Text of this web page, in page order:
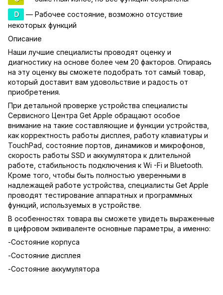
D
— Рабочее состояние, возможно отсуствие
некоторых функций
Описание
Наши лучшие специалисты проводят оценку и
диагностику на основе более чем 20 факторов. Опираясь
на эту оценку вы сможете подобрать тот самый товар,
который доставит вам удовольствие и радость от
приобретения.
При детальной проверке устройства специалисты
Сервисного Центра Get Apple обращают особое
внимание на такие составляющие и функции устройства,
как корректность работы дисплея, работу клавиатуры и
TouchPad, состояние портов, динамиков и микрофонов,
скорость работы SSD и аккумулятора к длительной
работе, стабильность подключения к Wi -Fi и Bluetooth.
Кроме того, чтобы быть полностью уверенными в
надлежащей работе устройства, специалисты Get Apple
проводят тестирование аппаратных и программных
функций, используемых в устройстве.
В особенностях товара вы сможете увидеть выраженные
в цифровом эквиваленте основные параметры, а именно:
-Состояние корпуса
-Состояние дисплея
-Состояние аккумулятора